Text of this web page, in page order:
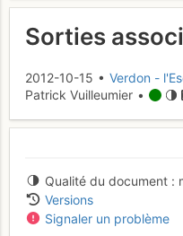
Sorties
2012-10-15 • Verdon -
Patrick Vuilleumier •
Qualité du document
Versions
Signaler un problème